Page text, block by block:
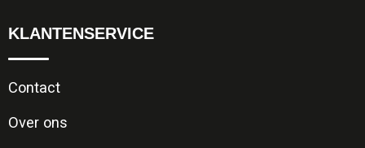
KLANTENSERVICE
Contact
Over ons